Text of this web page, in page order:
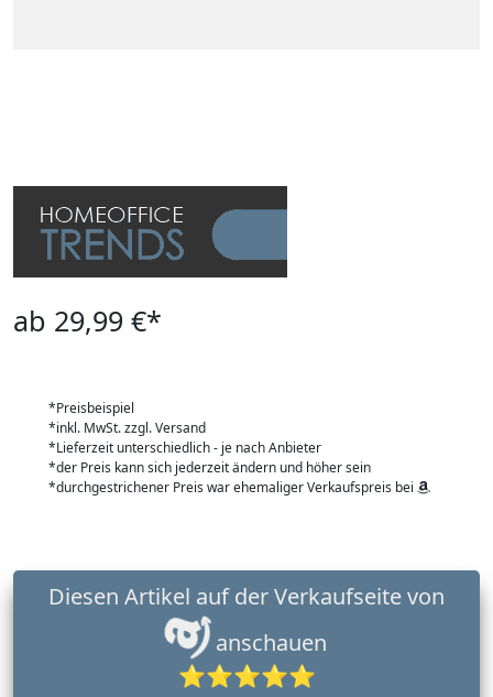
ab 29,99 €*
*Preisbeispiel
*inkl. MwSt. zzgl. Versand
*Lieferzeit unterschiedlich - je nach Anbieter
*der Preis kann sich jederzeit ändern und höher sein
*durchgestrichener Preis war ehemaliger Verkaufspreis bei
anschauen
⭐⭐⭐⭐⭐